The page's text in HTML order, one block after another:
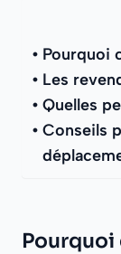
Pourquoi
Les
Quelles
Conseils
Pourquoi